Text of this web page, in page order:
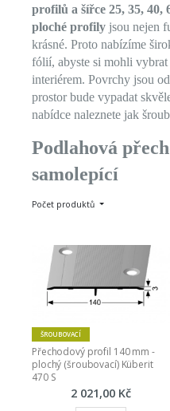
profilů a šířce 25, 35, 40,
ploché profily jsou nejen
krásné. Proto nabízíme
fólií, abyste si mohli
interiérem. Povrchy jsou
prostor bude vypadat
nabídce naleznete jak
Podlahová
samolepící
Počet produktů
ŠROUBOVACÍ
Přechodový profil 140 mm -
plochý (šroubovací) Küberit
470 S
2 021,00 Kč